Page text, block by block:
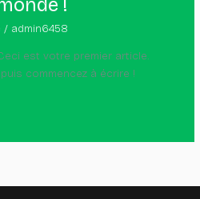
!
/ admin6458
est votre premier article.
commencez à écrire !